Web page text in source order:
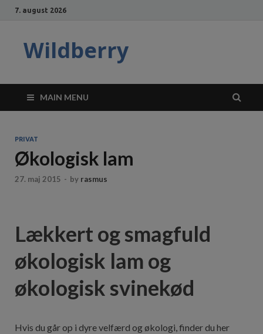
7. august 2026
Wildberry
MAIN MENU
PRIVAT
Økologisk lam
27. maj 2015 - by rasmus
Lækkert og smagfuld
økologisk lam og
økologisk svinekød
Hvis du går op i dyre velfærd og økologi, finder du her